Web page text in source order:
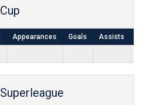
Appearances Goals Assists